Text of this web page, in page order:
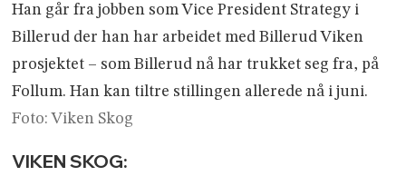
Han går fra jobben som Vice President Strategy i
Billerud der han har arbeidet med Billerud Viken
prosjektet – som Billerud nå har trukket seg fra, på
Follum. Han kan tiltre stillingen allerede nå i juni.
Foto: Viken Skog
VIKEN SKOG: